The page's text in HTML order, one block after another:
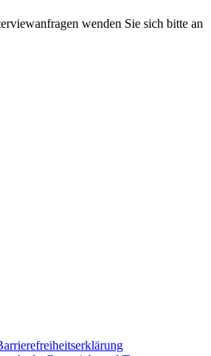
wenden Sie sich bitte an